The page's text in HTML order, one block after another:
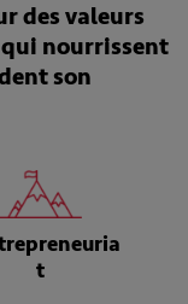
des valeurs
qui nourrissent
son
t